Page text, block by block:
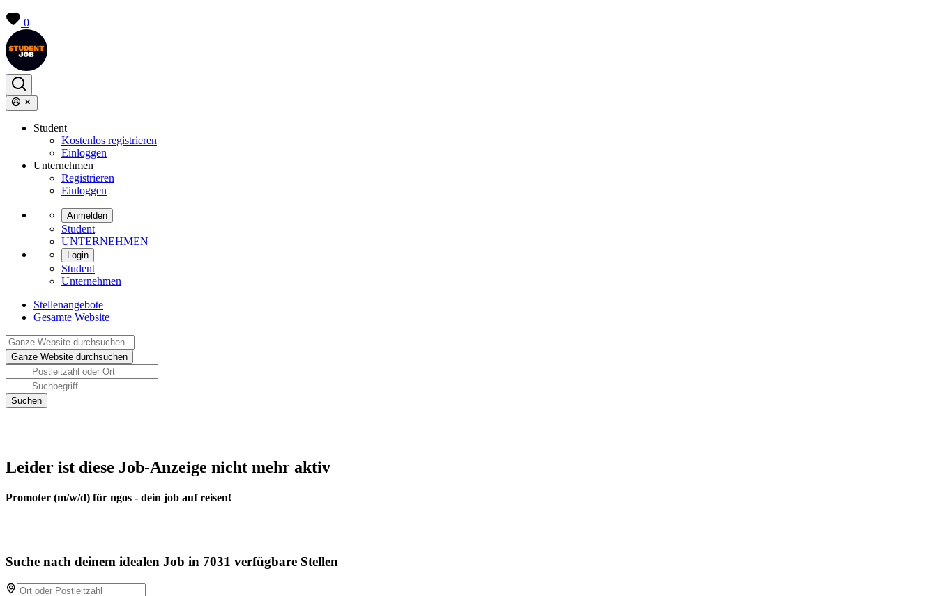
0
Student
Kostenlos registrieren
Einloggen
Unternehmen
Registrieren
Einloggen
Anmelden
Student
UNTERNEHMEN
Login
Student
Unternehmen
Stellenangebote
Gesamte Website
Leider ist diese Job-Anzeige nicht mehr aktiv
Promoter (m/w/d) für ngos - dein job auf reisen!
Suche nach deinem idealen Job in 7031 verfügbare Stellen